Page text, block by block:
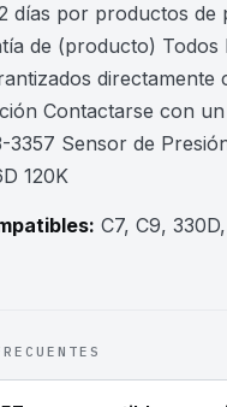
días por productos de
de (producto) Todos
directamente
Contactarse con
3357 Sensor de
120K
C7, C9,